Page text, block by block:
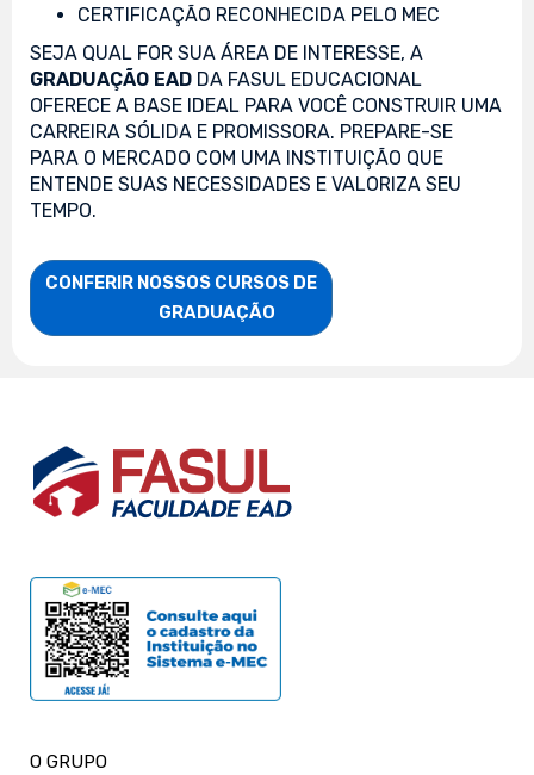
CERTIFICAÇÃO RECONHECIDA PELO MEC
SEJA QUAL FOR SUA ÁREA DE INTERESSE, A
GRADUAÇÃO EAD DA FASUL EDUCACIONAL
OFERECE A BASE IDEAL PARA VOCÊ CONSTRUIR UMA
CARREIRA SÓLIDA E PROMISSORA. PREPARE-SE
PARA O MERCADO COM UMA INSTITUIÇÃO QUE
ENTENDE SUAS NECESSIDADES E VALORIZA SEU
TEMPO.
CONFERIR NOSSOS CURSOS DE
                    GRADUAÇÃO
O GRUPO